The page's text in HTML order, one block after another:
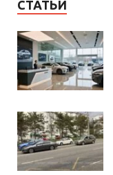
СТАТЬИ